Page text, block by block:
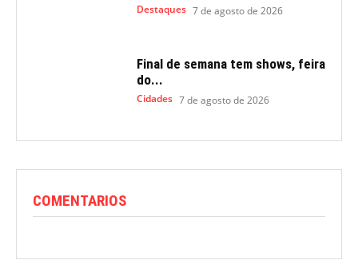
Destaques 7 de agosto de 2026
Final de semana tem shows, feira
do...
Cidades 7 de agosto de 2026
COMENTARIOS